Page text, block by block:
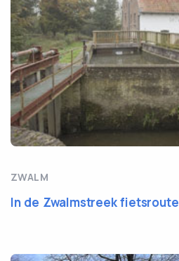
ZWALM
In de Zwalmstreek fietsroute